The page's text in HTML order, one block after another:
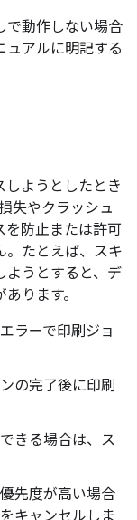
で動作しない場合
ュアルに明記する
しようとしたとき
失やクラッシュ
を防止または許可
。たとえば、スキ
ようとすると、デ
ります。
ラーで印刷ジョ
の完了後に印刷
きる場合は、ス
先度が高い場合
キャンセルしま